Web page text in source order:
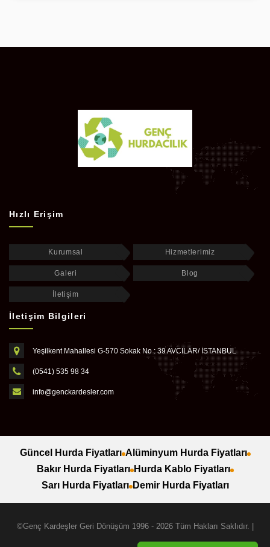
Hızlı Erişim
Kurumsal Hizmetlerimiz
Galeri Blog
İletişim
İletişim Bilgileri
Yeşilkent Mahallesi G-570 Sokak No : 39 AVCILAR/ İSTANBUL
(0541) 535 98 34
info@genckardesler.com
Güncel Hurda Fiyatları Alüminyum Hurda Fiyatları
Bakır Hurda Fiyatları Hurda Kablo Fiyatları
Sarı Hurda Fiyatları Demir Hurda Fiyatları
©Genç Kardeşler Geri Dönüşüm 1996 - 2026 Tüm Hakları Saklıdır. |